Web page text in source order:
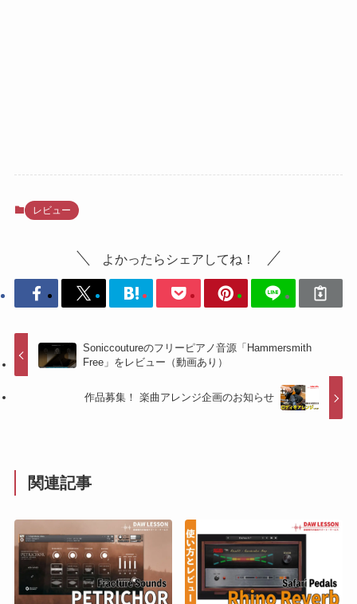
レビュー
よかったらシェアしてね！
Soniccoutureのフリーピアノ音源「Hammersmith
Free」をレビュー（動画あり）
作品募集！ 楽曲アレンジ企画のお知らせ
関連記事